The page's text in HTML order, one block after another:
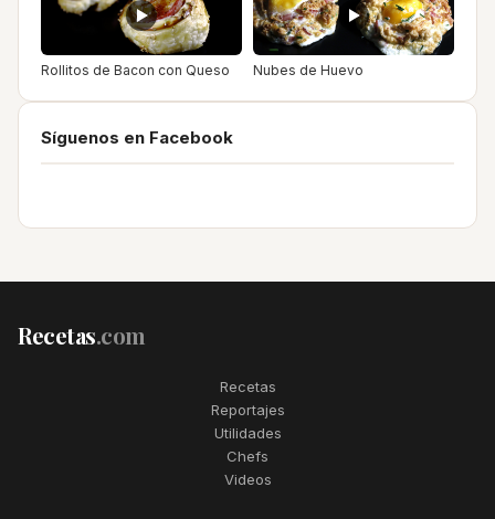
Rollitos de Bacon con Queso Nubes de Huevo
Síguenos en Facebook
Recetas.com
Recetas
Reportajes
Utilidades
Chefs
Videos